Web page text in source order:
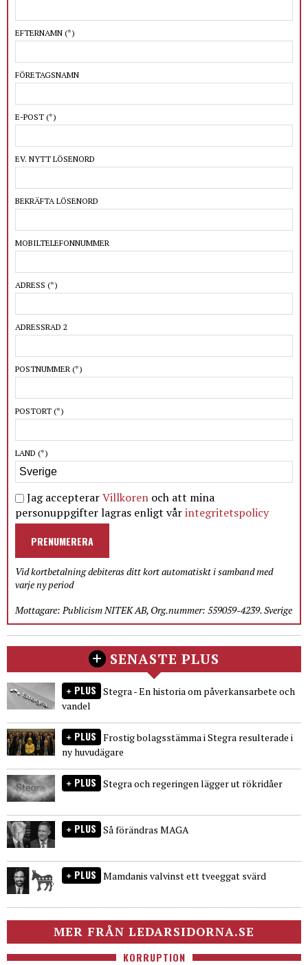
EFTERNAMN (*)
FÖRETAGSNAMN
E-POST (*)
EV. NYTT LÖSENORD
BEKRÄFTA LÖSENORD
MOBILTELEFONNUMMER
ADRESS (*)
ADRESSRAD 2
POSTNUMMER (*)
POSTORT (*)
LAND (*)
Jag accepterarVillkoren och att mina
personuppgifter lagras enligt vårintegritetspolicy
PRENUMERERA
Vid kortbetalning debiteras ditt kort automatiskt i samband med
varje ny period
Mottagare: Publicism NITEK AB, Org.nummer: 559059-4239. Sverige
SENASTE PLUS
PLUS Stegra - En historia om påverkansarbete och
vandel
PLUS Frostig bolagsstämma i Stegra resulterade i
ny huvudägare
PLUS Stegra och regeringen lägger ut rökridåer
PLUS Så förändras MAGA
PLUS Mamdanis valvinst ett tveeggat svärd
MER FRÅN LEDARSIDORNA.SE
KORRUPTION